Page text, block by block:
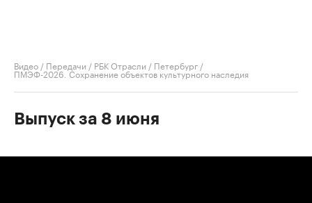
Видео / Передачи / РБК Отрасли / Петербург /
ПМЭФ-2026. Сохранение объектов культурного наследия
Выпуск за 8 июня